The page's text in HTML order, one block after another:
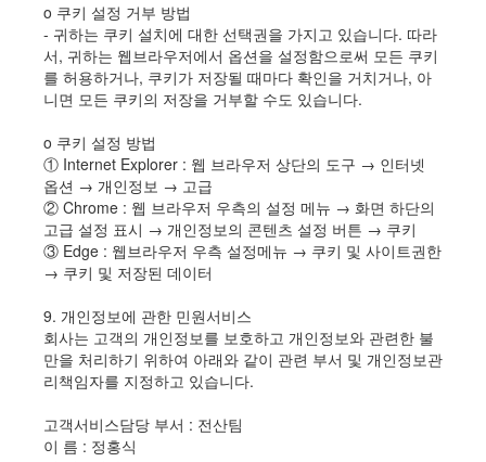
ο 쿠키 설정 거부 방법
- 귀하는 쿠키 설치에 대한 선택권을 가지고 있습니다. 따라
서, 귀하는 웹브라우저에서 옵션을 설정함으로써 모든 쿠키
를 허용하거나, 쿠키가 저장될 때마다 확인을 거치거나, 아
니면 모든 쿠키의 저장을 거부할 수도 있습니다.
ο 쿠키 설정 방법
① Internet Explorer : 웹 브라우저 상단의 도구 → 인터넷
옵션 → 개인정보 → 고급
② Chrome : 웹 브라우저 우측의 설정 메뉴 → 화면 하단의
고급 설정 표시 → 개인정보의 콘텐츠 설정 버튼 → 쿠키
③ Edge : 웹브라우저 우측 설정메뉴 → 쿠키 및 사이트권한
→ 쿠키 및 저장된 데이터
9. 개인정보에 관한 민원서비스
회사는 고객의 개인정보를 보호하고 개인정보와 관련한 불
만을 처리하기 위하여 아래와 같이 관련 부서 및 개인정보관
리책임자를 지정하고 있습니다.
고객서비스담당 부서 : 전산팀
이 름 : 정홍식